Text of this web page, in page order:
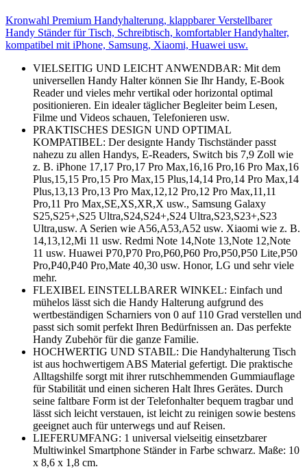
Kronwahl Premium Handyhalterung, klappbarer Verstellbarer
Handy Ständer für Tisch, Schreibtisch, komfortabler Handyhalter,
kompatibel mit iPhone, Samsung, Xiaomi, Huawei usw.
VIELSEITIG UND LEICHT ANWENDBAR: Mit dem
universellen Handy Halter können Sie Ihr Handy, E-Book
Reader und vieles mehr vertikal oder horizontal optimal
positionieren. Ein idealer täglicher Begleiter beim Lesen,
Filme und Videos schauen, Telefonieren usw.
PRAKTISCHES DESIGN UND OPTIMAL
KOMPATIBEL: Der designte Handy Tischständer passt
nahezu zu allen Handys, E-Readers, Switch bis 7,9 Zoll wie
z. B. iPhone 17,17 Pro,17 Pro Max,16,16 Pro,16 Pro Max,16
Plus,15,15 Pro,15 Pro Max,15 Plus,14,14 Pro,14 Pro Max,14
Plus,13,13 Pro,13 Pro Max,12,12 Pro,12 Pro Max,11,11
Pro,11 Pro Max,SE,XS,XR,X usw., Samsung Galaxy
S25,S25+,S25 Ultra,S24,S24+,S24 Ultra,S23,S23+,S23
Ultra,usw. A Serien wie A56,A53,A52 usw. Xiaomi wie z. B.
14,13,12,Mi 11 usw. Redmi Note 14,Note 13,Note 12,Note
11 usw. Huawei P70,P70 Pro,P60,P60 Pro,P50,P50 Lite,P50
Pro,P40,P40 Pro,Mate 40,30 usw. Honor, LG und sehr viele
mehr.
FLEXIBEL EINSTELLBARER WINKEL: Einfach und
mühelos lässt sich die Handy Halterung aufgrund des
wertbeständigen Scharniers von 0 auf 110 Grad verstellen und
passt sich somit perfekt Ihren Bedürfnissen an. Das perfekte
Handy Zubehör für die ganze Familie.
HOCHWERTIG UND STABIL: Die Handyhalterung Tisch
ist aus hochwertigem ABS Material gefertigt. Die praktische
Alltagshilfe sorgt mit ihrer rutschhemmenden Gummiauflage
für Stabilität und einen sicheren Halt Ihres Gerätes. Durch
seine faltbare Form ist der Telefonhalter bequem tragbar und
lässt sich leicht verstauen, ist leicht zu reinigen sowie bestens
geeignet auch für unterwegs und auf Reisen.
LIEFERUMFANG: 1 universal vielseitig einsetzbarer
Multiwinkel Smartphone Ständer in Farbe schwarz. Maße: 10
x 8,6 x 1,8 cm.